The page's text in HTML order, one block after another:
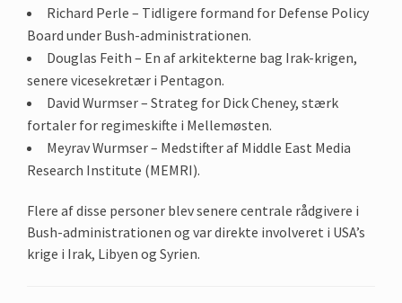
Richard Perle – Tidligere formand for Defense Policy
Board under Bush-administrationen.
Douglas Feith – En af arkitekterne bag Irak-krigen,
senere vicesekretær i Pentagon.
David Wurmser – Strateg for Dick Cheney, stærk
fortaler for regimeskifte i Mellemøsten.
Meyrav Wurmser – Medstifter af Middle East Media
Research Institute (MEMRI).
Flere af disse personer blev senere centrale rådgivere i
Bush-administrationen og var direkte involveret i USA’s
krige i Irak, Libyen og Syrien.